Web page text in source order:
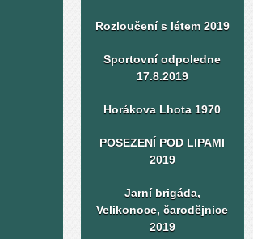
Rozloučení s létem 2019
Sportovní odpoledne
17.8.2019
Horákova Lhota 1970
POSEZENÍ POD LIPAMI
2019
Jarní brigáda,
Velikonoce, čarodějnice
2019